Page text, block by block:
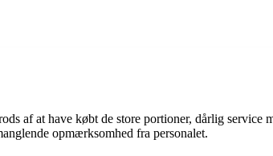
af at have købt de store portioner, dårlig service
opmærksomhed fra personalet.